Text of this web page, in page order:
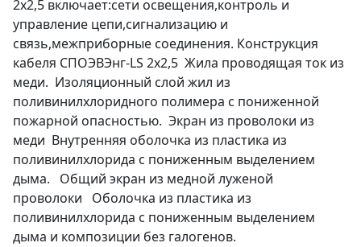
2х2,5 включает:сети освещения,контроль и
управление цепи,сигнализацию и
связь,межприборные соединения. Конструкция
кабеля СПОЭВЭнг-LS 2х2,5 Жила проводящая ток из
меди. Изоляционный слой жил из
поливинилхлоридного полимера с пониженной
пожарной опасностью. Экран из проволоки из
меди Внутренняя оболочка из пластика из
поливинилхлорида с пониженным выделением
дыма. Общий экран из медной луженой
проволоки Оболочка из пластика из
поливинилхлорида с пониженным выделением
дыма и композиции без галогенов.